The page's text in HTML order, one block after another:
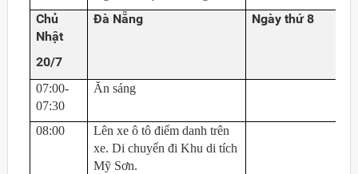
Chủ
Nhật
20/7
Đà Nẵng Ngày thứ 8
07:00-
07:30
Ăn sáng
08:00
Lên xe ô tô điểm danh trên
xe. Di chuyển đi Khu di tích
Mỹ Sơn.